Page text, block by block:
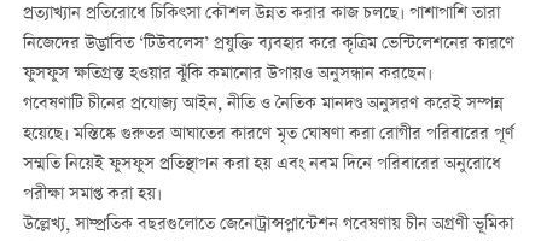
প্রত্যাখ্যান প্রতিরোধে চিকিৎসা কৌশল উন্নত করার কাজ চলছে। পাশাপাশি তারা
নিজেদের উদ্ভাবিত ‘টিউবলেস’ প্রযুক্তি ব্যবহার করে কৃত্রিম ভেন্টিলেশনের কারণে
ফুসফুস ক্ষতিগ্রস্ত হওয়ার ঝুঁকি কমানোর উপায়ও অনুসন্ধান করছেন।
গবেষণাটি চীনের প্রযোজ্য আইন, নীতি ও নৈতিক মানদণ্ড অনুসরণ করেই সম্পন্ন
হয়েছে। মস্তিষ্কে গুরুতর আঘাতের কারণে মৃত ঘোষণা করা রোগীর পরিবারের পূর্ণ
সম্মতি নিয়েই ফুসফুস প্রতিস্থাপন করা হয় এবং নবম দিনে পরিবারের অনুরোধে
পরীক্ষা সমাপ্ত করা হয়।
উল্লেখ্য, সাম্প্রতিক বছরগুলোতে জেনোট্রান্সপ্লান্টেশন গবেষণায় চীন অগ্রণী ভূমিকা